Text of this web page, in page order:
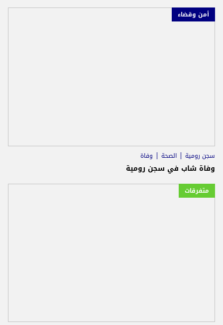
أمن وقضاء
سجن رومية الصحة وفاة
وفاة شاب في سجن رومية
متفرقات